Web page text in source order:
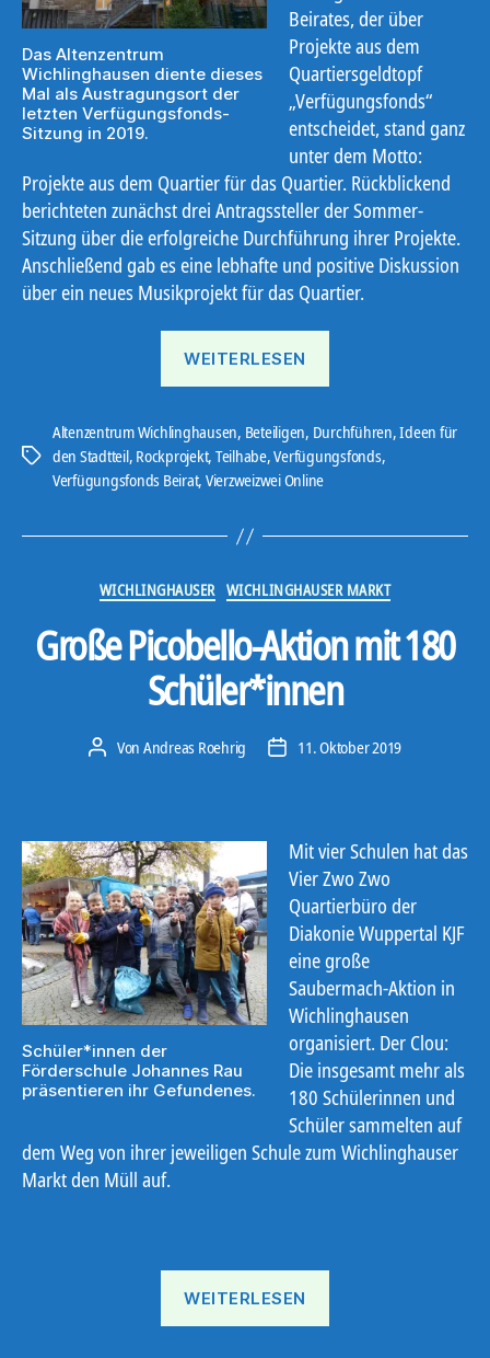
Das Altenzentrum
Wichlinghausen diente dieses
Mal als Austragungsort der
letzten Verfügungsfonds-
Sitzung in 2019.
Beirates, der über
Projekte aus dem
Quartiersgeldtopf
„Verfügungsfonds“
entscheidet, stand ganz
unter dem Motto:
Projekte aus dem Quartier für das Quartier. Rückblickend
berichteten zunächst drei Antragssteller der Sommer-
Sitzung über die erfolgreiche Durchführung ihrer Projekte.
Anschließend gab es eine lebhafte und positive Diskussion
über ein neues Musikprojekt für das Quartier.
WEITERLESEN
Schlagwörter
Altenzentrum Wichlinghausen, Beteiligen, Durchführen,Ideen für
den Stadtteil, Rockprojekt, Teilhabe,Verfügungsfonds,
Verfügungsfonds Beirat, Vierzweizwei Online
Kategorien
WICHLINGHAUSER WICHLINGHAUSER MARKT
Große Picobello-Aktion mit 180
Schüler*innen
Beitragsautor
Von Andreas Roehrig Veröffentlichungsdatum
11. Oktober 2019
Schüler*innen der
Förderschule Johannes Rau
präsentieren ihr Gefundenes.
Mit vier Schulen hat das
Vier Zwo Zwo
Quartierbüro der
Diakonie Wuppertal KJF
eine große
Saubermach-Aktion in
Wichlinghausen
organisiert. Der Clou:
Die insgesamt mehr als
180 Schülerinnen und
Schüler sammelten auf
dem Weg von ihrer jeweiligen Schule zum Wichlinghauser
Markt den Müll auf.
WEITERLESEN